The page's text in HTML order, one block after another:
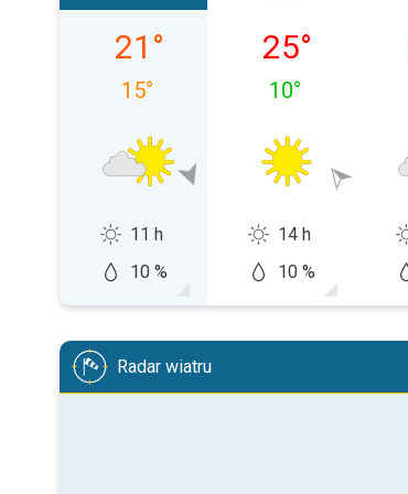
sobota, 08.08
21 °
15°
11 h
10 %
niedziela, 09.08
25°
10°
14 h
10 %
Radar wiatru